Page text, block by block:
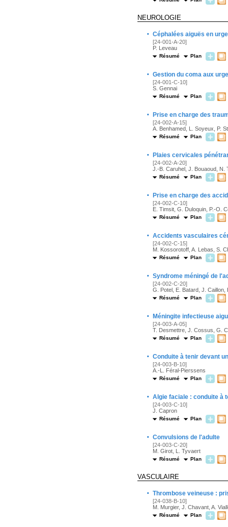
NEUROLOGIE
· Céphalées aiguës en
[24-001-A-20]
P. Leveau
Résumé Plan
· Gestion du coma aux
[24-001-C-10]
S. Gennai
Résumé Plan
· Prise en charge des
[24-002-A-15]
A. Benhamed, L. Soyeux, P.
Résumé Plan
· Plaies cervicales
[24-002-A-20]
J.-B. Caruhel, J. Bouaoud, N.
Résumé Plan
· Prise en charge des
[24-002-C-10]
E. Timsit, G. Duloquin, P.-O.
Résumé Plan
· Accidents vasculaires
[24-002-C-15]
M. Kossorotoff, A. Lebas, S.
Résumé Plan
· Syndrome méningé de
[24-002-C-20]
G. Potel, E. Batard, J. Caillon,
Résumé Plan
· Méningite infectieuse
[24-003-A-05]
T. Desmettre, J. Cossus, G.
Résumé Plan
· Conduite à tenir devant
[24-003-B-10]
A.-L. Féral-Pierssens
Résumé Plan
· Algie faciale : conduite à
[24-003-C-10]
J. Capron
Résumé Plan
· Convulsions de l'adulte
[24-003-C-20]
M. Girot, L. Tyvaert
Résumé Plan
VASCULAIRE
· Thrombose veineuse :
[24-038-B-10]
M. Murgier, J. Chavant, A.
Résumé Plan